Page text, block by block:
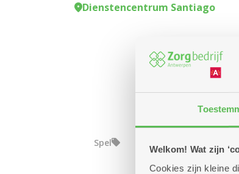
Welkom! Wat zijn
Cookies zijn kleine
Dienstencentrum Santiago
Spel